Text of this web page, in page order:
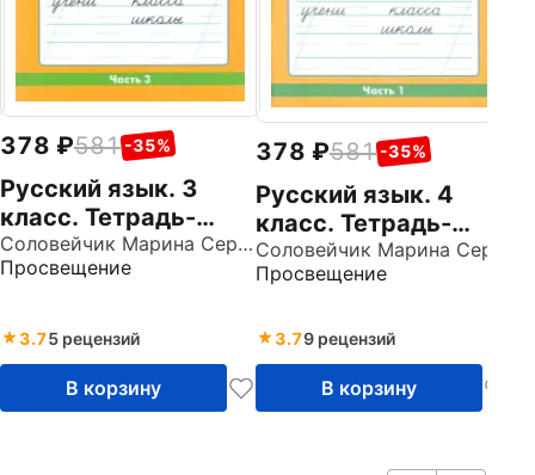
378 581 -35%
Русский язык. 3
класс. Тетрадь-
задачник. Часть 3.
ФГОС
Соловейчик Марина Сергеевна
Просвещение
3.75 рецензий
В корзину
378 581 -35%
Русский язык. 4
класс. Тетрадь-
задачник к учебнику
М. Соловейчик, Н.
Просвещение
3.79 рецензий
В корзину